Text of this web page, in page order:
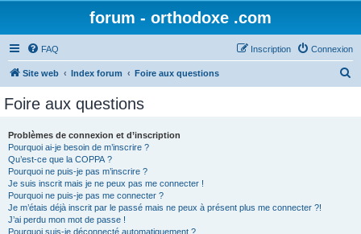
forum - orthodoxe .com
FAQ Connexion
Inscription
Site web Index forum Foire aux questions
Foire aux questions
Problèmes de connexion et d’inscription
Pourquoi ai-je besoin de m’inscrire ?
Qu’est-ce que la COPPA ?
Pourquoi ne puis-je pas m’inscrire ?
Je suis inscrit mais je ne peux pas me connecter !
Pourquoi ne puis-je pas me connecter ?
Je m’étais déjà inscrit par le passé mais ne peux à présent plus me connecter ?!
J’ai perdu mon mot de passe !
Pourquoi suis-je déconnecté automatiquement ?